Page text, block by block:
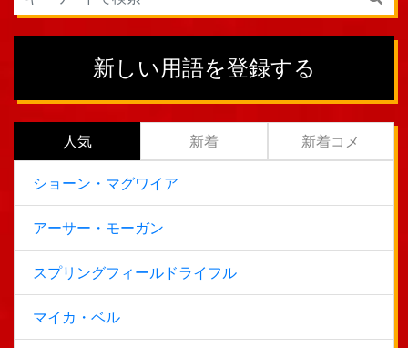
新しい用語を登録する
人気 新着 新着コメ
ショーン・マグワイア
アーサー・モーガン
スプリングフィールドライフル
マイカ・ベル